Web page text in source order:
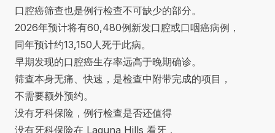
口腔癌筛查也是例行检查不可缺少的部分。
2026年预计将有60,480例新发口腔或口咽癌病例，
同年预计约13,150人死于此病。
早期发现的口腔癌生存率远高于晚期确诊。
筛查本身无痛、快速，是检查中附带完成的项目，
不需要额外预约。
没有牙科保险，例行检查是否还值得
没有牙科保险在 Laguna Hills 看牙 ，